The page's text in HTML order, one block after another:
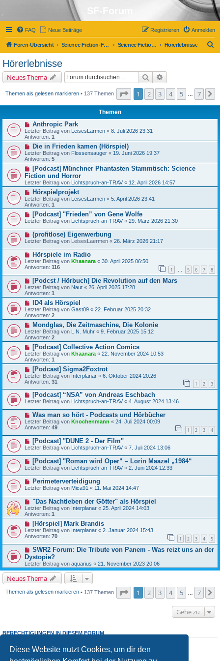
Diese Website nutzt Cookies, um dir den
FAQ Neue Beiträge Anmelden
Registrieren
Foren-Übersicht Science Fiction-Forum Science Fiction, Fantasy und Co. Hörerlebnisse
Hörerlebnisse
Neues Thema Suche
Themen als gelesen markieren• 137 Themen Seite von
1 2 3 4 5 7
Themen
Anthropic Park
Letzter Beitrag von LeisesLärmen « 8. Juli 2026 23:31
Antworten: 1
Die in Frieden kamen (Hörspiel)
Letzter Beitrag von Flossensauger « 19. Juni 2026 19:37
Antworten: 5
[Podcast] Münchner Phantasten Stammtisch: Science
Fiction und Horror
Letzter Beitrag von Lichtspruch-an-TRAV « 12. April 2026 14:57
Hörspielprojekt
Letzter Beitrag von LeisesLärmen « 5. April 2026 23:41
Antworten: 1
[Podcast] "Frieden” von Gene Wolfe
Letzter Beitrag von Lichtspruch-an-TRAV « 29. März 2026 21:30
(profitlose) Eigenwerbung
Letzter Beitrag von LeisesLaermen « 26. März 2026 21:17
Hörspiele im Radio
Letzter Beitrag von Khaanara « 30. April 2025 06:50
Antworten: 116 1 … 5 6 7 8
[Podcst / Hörbuch] Die Revolution auf den Mars
Letzter Beitrag von Naut « 26. April 2025 17:28
Antworten: 1
ID4 als Hörspiel
Letzter Beitrag von Gast09 « 22. Februar 2025 20:32
Antworten: 2
Mondglas, Die Zeitmaschine, Die Kolonie
Letzter Beitrag von L.N. Muhr « 9. Februar 2025 15:12
Antworten: 2
[Podcast] Collective Action Comics
Letzter Beitrag von Khaanara « 22. November 2024 10:53
Antworten: 1
[Podcast] Sigma2Foxtrot
Letzter Beitrag von Interplanar « 6. Oktober 2024 20:26
Antworten: 31 1 2 3
[Podcast] “NSA” von Andreas Eschbach
Letzter Beitrag von Lichtspruch-an-TRAV « 4. August 2024 13:46
Was man so hört - Podcasts und Hörbücher
Letzter Beitrag von Knochenmann « 24. Juli 2024 00:09
Antworten: 49 1 2 3 4
[Podcast] "DUNE 2 - Der Film"
Letzter Beitrag von Lichtspruch-an-TRAV « 7. Juli 2024 13:06
[Podcast] "Roman wird Oper“ – Lorin Maazel „1984“
Letzter Beitrag von Lichtspruch-an-TRAV « 2. Juni 2024 12:33
Perimeterverteidigung
Letzter Beitrag von Mica91 « 11. Mai 2024 14:47
"Das Nachtleben der Götter" als Hörspiel
Letzter Beitrag von Interplanar « 25. April 2024 14:03
Antworten: 1
[Hörspiel] Mark Brandis
Letzter Beitrag von Interplanar « 2. Januar 2024 15:43
Antworten: 70 1 2 3 4 5
SWR2 Forum: Die Tribute von Panem - Was reizt uns an der
Dystopie?
Letzter Beitrag von aquarius « 21. November 2023 20:06
Neues Thema
Themen als gelesen markieren• 137 Themen Seite von
1 2 3 4 5 7
Gehe zu
BERECHTIGUNGEN IN DIESEM FORUM
darfstAntworten zu Themen in diesem Forum erstellen.